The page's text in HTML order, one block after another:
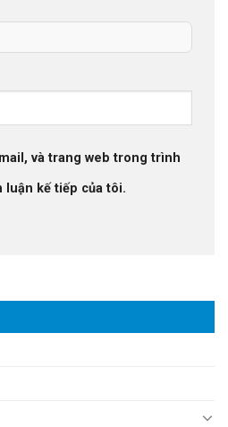
và trang web trong trình
luận kế tiếp của tôi.